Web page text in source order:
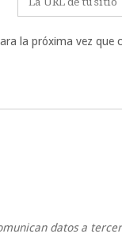
la próxima vez que
datos a